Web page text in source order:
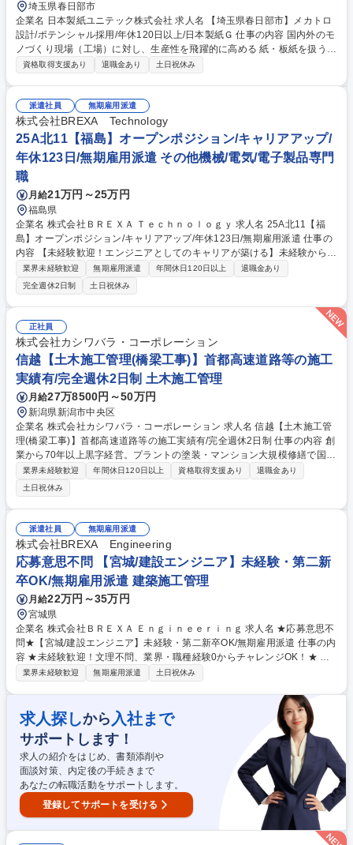
埼玉県春日部市
企業名 日本製紙ユニテック株式会社 求人名 【埼玉県春日部市】メカトロ
設計/ポテンシャル採用/年休120日以上/日本製紙Ｇ 仕事の内容 国内外のモ
ノづくり現場（工場）に対し、生産性を飛躍的に高める 紙・板紙を扱う省
力化装置などの企画・設計・組立・保守を通じて 安全で効率的な生産環境
設計、組立、試運転、保守点検 ・既存技術とAI・IoT技術を融合した新商
品の開発サポート （※建物の改変を伴う業務は一切含まれません） ゆく
ゆくは上流工程から一貫して携わるエンジニアへ成長できます。 【業務内
容の変更範囲】会社の定める業務 募集職種 【埼玉県春日部市】メカトロ
設計/ポテンシャル採用/年休120日以上/日本製紙Ｇ
資格取得支援あり 退職金あり 土日祝休み
派遣社員 無期雇用派遣
株式会社BREXA Technology
25A北11【福島】オープンポジション/キャリアアップ/
年休123日/無期雇用派遣 その他機械/電気/電子製品専門
職
月給21万円～25万円
福島県
企業名 株式会社ＢＲＥＸＡ Ｔｅｃｈｎｏｌｏｇｙ 求人名 25A北11【福
島】オープンポジション/キャリアアップ/年休123日/無期雇用派遣 仕事の
内容 【未経験歓迎！エンジニアとしてのキャリアが築ける】未経験からで
も安心してエンジニアとしてのキャリアをスタートできるよう多様な相談
窓口を用意しています。 【どんな仕事？】『機械や電気分野のエンジニア
職』として、製品が正常に機能するかのテストや工場設備のメンテナンス
などのモノづくりの基礎に関わる業務から携わっていただきます。 【未経
験でも安心の育成・研修制度】 未経験から2～3年でエンジニアとして独
り立ち！中途未経験入社多数。未経験案件に特化してきたからこそ、顧客
協力での育成基盤やエンジニアとして踏み出せる環境があります。 募集職
種 25A北11【福島】オープンポジション/キャリアアップ/年休123日/無期
雇用派遣
業界未経験歓迎 無期雇用派遣 年間休日120日以上
退職金あり
完全週休2日制
土日祝休み
正社員
株式会社カシワバラ・コーポレーション
信越【土木施工管理(橋梁工事)】首都高速道路等の施工
実績有/完全週休2日制 土木施工管理
月給27万8500円～50万円
新潟県新潟市中央区
企業名 株式会社カシワバラ・コーポレーション 求人名 信越【土木施工管
理(橋梁工事)】首都高速道路等の施工実績有/完全週休2日制 仕事の内容 創
業から70年以上黒字経営。プラントの塗装・マンション大規模修繕で国内
トップの実績を誇り、不動産・広告・金融など様々な異業界に積極投資中
の当社にて橋梁工事・送電鉄塔工事の施工管理業務をお任せします。 【詳
細】■安全、品質、工程、予算の管理 ■協力会社の管理・指導 ■施主・設計
事務所との打合せ など ※首都高速道路や横浜ベイブリッジなどの交通イ
ンフラ改修実績があります！ 【入社後】教育に関しては現在のお住まいか
ら近いインフラ管轄の営業所にて行います。 その後は橋梁または首都高現
場のある地域へ出張していただき、キャリアをスタートします。 募集職種
信越【土木施工管理(橋梁工事)】首都高速道路等の施工実績有/完全週休2
日制
業界未経験歓迎 年間休日120日以上 資格取得支援あり
退職金あり
土日祝休み
派遣社員 無期雇用派遣
株式会社BREXA Engineering
応募意思不問 【宮城/建設エンジニア】未経験・第二新
卒OK/無期雇用派遣 建築施工管理
月給22万円～35万円
宮城県
企業名 株式会社ＢＲＥＸＡ Ｅｎｇｉｎｅｅｒｉｎｇ 求人名 ★応募意思不
問★【宮城/建設エンジニア】未経験・第二新卒OK/無期雇用派遣 仕事の内
容 ★未経験歓迎！文理不問、業界・職種経験0からチャレンジOK！★ 施
工管理ってなに？キャリアパスや研修内容は？共同エンジニアリングって
まずは話を聞いてみたい、という方もご参加可能です。ご要件を満たして
いる方には当日のWEBリンクをお送りします。 【施工管理とは？】建設
現場で「工程・安全・品質・コスト」の管理を行うお仕事です。チームで
現場を動かし、スケジュール通りに建物やインフラを完成させる、「現場
の司令塔」のような存在です。 【セミナー参加後の流れ】選考希望＆書類
合格者へは、後日WEB面接(1回)をご案内いたします。 募集職種 ★応募意
思不問★【宮城/建設エンジニア】未経験・第二新卒OK/無期雇用派遣
業界未経験歓迎 無期雇用派遣 土日祝休み
求人探しから 入社まで
サポートします！
求人の紹介をはじめ、書類添削や
面談対策、内定後の手続きまで
あなたの転職活動をサポートします。
登録してサポートを受ける